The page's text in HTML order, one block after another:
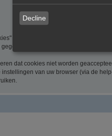
om uw bezoek aan onze website
op.
dat cookies niet worden
van uw browser (via de
Decline